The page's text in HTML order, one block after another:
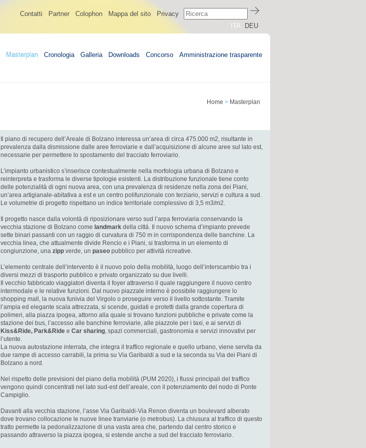
Contatti Partner Colophon Mappa del sito
Privacy
ITA
DEU
Masterplan Cronologia Galleria Downloads Concorso Amministrazione trasparente
Home > Masterplan
Il piano di recupero dell’Areale di Bolzano interessa un’area di circa 475.000 m2, risultante in
prevalenza dalla dismissione dalle aree ferroviarie e dall’acquisizione di alcune aree sul lato est,
necessarie per permettere lo spostamento del tracciato ferroviario.
L’impianto urbanistico s’inserisce contestualmente nella morfologia urbana di Bolzano e
reinterpreta e trasforma le diverse tipologie esistenti. La distribuzione funzionale tiene conto
delle potenzialità di ogni nuova area, con una prevalenza di residenze nella zona dei Piani,
un’area artigianale-abitativa a est e un centro polifunzionale con terziario, servizi e cultura a sud.
Le volumetrie di progetto rispettano un indice territoriale complessivo di 3,5 m3/m2.
Il progetto nasce dalla volontà di riposizionare verso sud l’arpa ferroviaria conservando la
vecchia stazione di Bolzano come landmark della cittá. Il nuovo schema d’impianto prevede
sette binari passanti con un raggio di curvatura di 750 m in corrispondenza delle banchine. La
vecchia linea, che attualmente divide Rencio e i Piani, si trasforma in un elemento di
congiunzione, una zipp verde, un paseo pubblico per attività ricreative.
L’elemento centrale dell’intervento è il nuovo polo della mobilità, luogo dell’interscambio tra i
diversi mezzi di trasporto pubblico e privato organizzato su due livelli.
Il vecchio fabbricato viaggiatori diventa il foyer attraverso il quale raggiungere il nuovo centro
intermodale e le relative funzioni. Dal nuovo piazzale interno è possibile raggiungere lo
shopping mall, la nuova funivia del Virgolo o proseguire verso il livello sottostante. Tramite
l’ampia ed elegante scala attrezzata, si scende, guidati e protetti dalla grande copertura di
polimeri, alla piazza ipogea, attorno alla quale si trovano funzioni pubbliche e private come la
stazione dei bus, l’accesso alle banchine ferroviarie, alle piazzole per i taxi, e ai servizi di
Kiss&Ride, Park&Ride e Car sharing, spazi commerciali, gastronomia e servizi innovativi per
l’utente.
La nuova autostazione interrata, che integra il traffico regionale e quello urbano, viene servita da
due rampe di accesso carrabili, la prima su Via Garibaldi a sud e la seconda su Via dei Piani di
Bolzano a nord.
Nel rispetto delle previsioni del piano della mobilità (PUM 2020), i flussi principali del traffico
vengono quindi concentrati nel lato sud-est dell’areale, con il potenziamento del nodo di Ponte
Campiglio.
Davanti alla vecchia stazione, l’asse Via Garibaldi-Via Renon diventa un boulevard alberato
dove trovano collocazione le nuove linee tranviarie (o metrobus). La chiusura al traffico di questo
tratto permette la pedonalizzazione di una vasta area che, partendo dal centro storico e
passando attraverso la piazza ipogea, si estende anche a sud del tracciato ferroviario.